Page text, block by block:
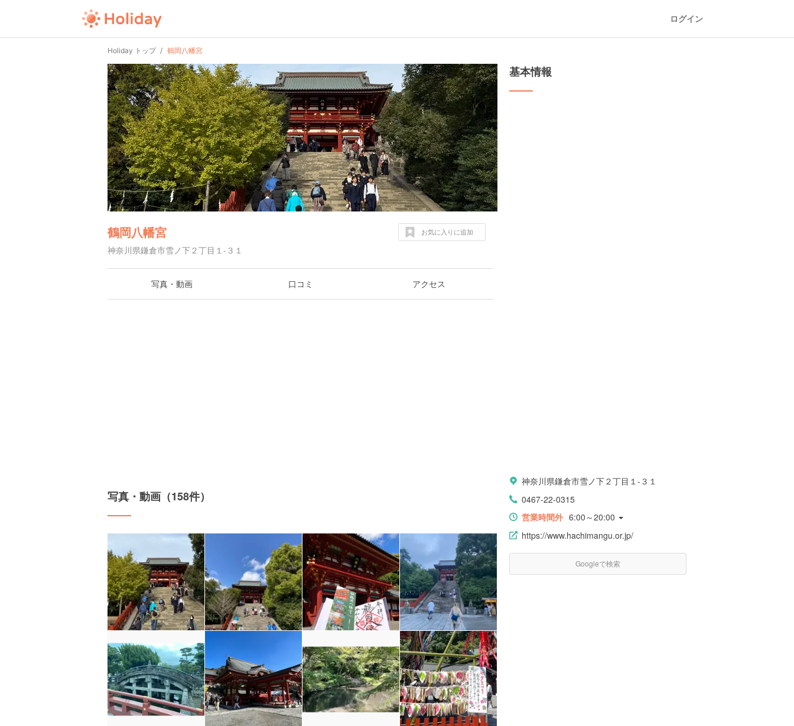
ログイン
Holiday トップ 鶴岡八幡宮
鶴岡八幡宮
神奈川県鎌倉市雪ノ下２丁目１-３１
お気に入りに追加
写真・動画 口コミ アクセス
写真・動画（158件）
基本情報
神奈川県鎌倉市雪ノ下２丁目１-３１
0467-22-0315
営業時間外 6:00～20:00
https://www.hachimangu.or.jp/
Googleで検索